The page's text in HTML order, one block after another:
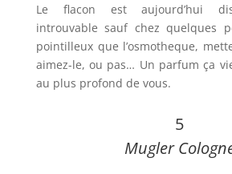
Le flacon est aujourd’hui
introuvable sauf chez quelques
pointilleux que l’osmotheque,
aimez-le, ou pas… Un parfum ça
au plus profond de vous.
5
Mugler